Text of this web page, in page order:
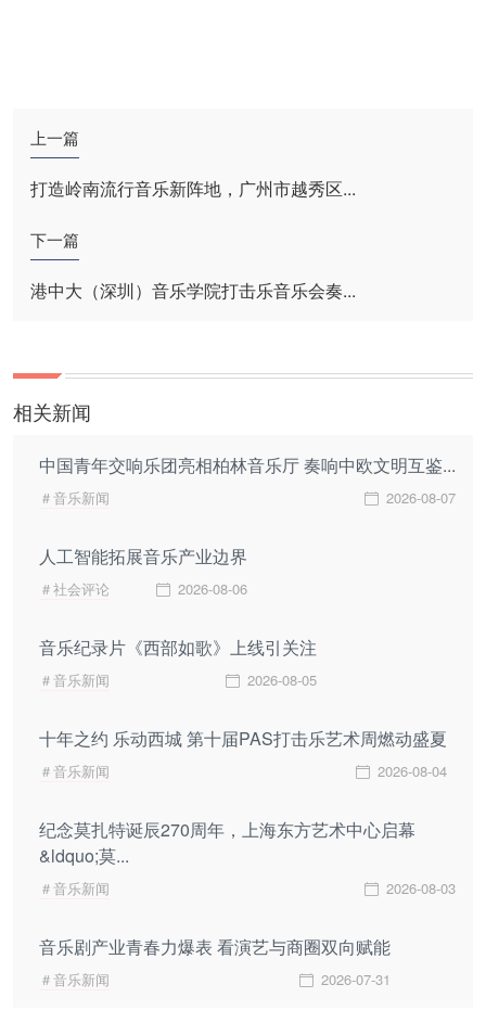
上一篇
打造岭南流行音乐新阵地，广州市越秀区...
下一篇
港中大（深圳）音乐学院打击乐音乐会奏...
相关新闻
中国青年交响乐团亮相柏林音乐厅 奏响中欧文明互鉴...
＃音乐新闻 2026-08-07
人工智能拓展音乐产业边界
＃社会评论 2026-08-06
音乐纪录片《西部如歌》上线引关注
＃音乐新闻 2026-08-05
十年之约 乐动西城 第十届PAS打击乐艺术周燃动盛夏
＃音乐新闻 2026-08-04
纪念莫扎特诞辰270周年，上海东方艺术中心启幕
&ldquo;莫...
＃音乐新闻 2026-08-03
音乐剧产业青春力爆表 看演艺与商圈双向赋能
＃音乐新闻 2026-07-31